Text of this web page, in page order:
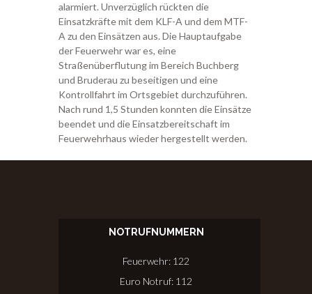
alarmiert. Unverzüglich rückten die
Einsatzkräfte mit dem KLF-A und dem MTF-
A zu den Einsätzen aus. Die Hauptaufgabe
der Feuerwehr war es, eine
Straßenüberflutung im Bereich Buchberg
und Bruderau zu beseitigen und eine
Kontrollfahrt im Ortsgebiet durchzuführen.
Nach rund 1,5 Stunden konnten die Einsätze
beendet und die Einsatzbereitschaft im
Feuerwehrhaus wieder hergestellt werden.
NOTRUFNUMMERN
Feuerwehr: 122
Euro Notruf: 112